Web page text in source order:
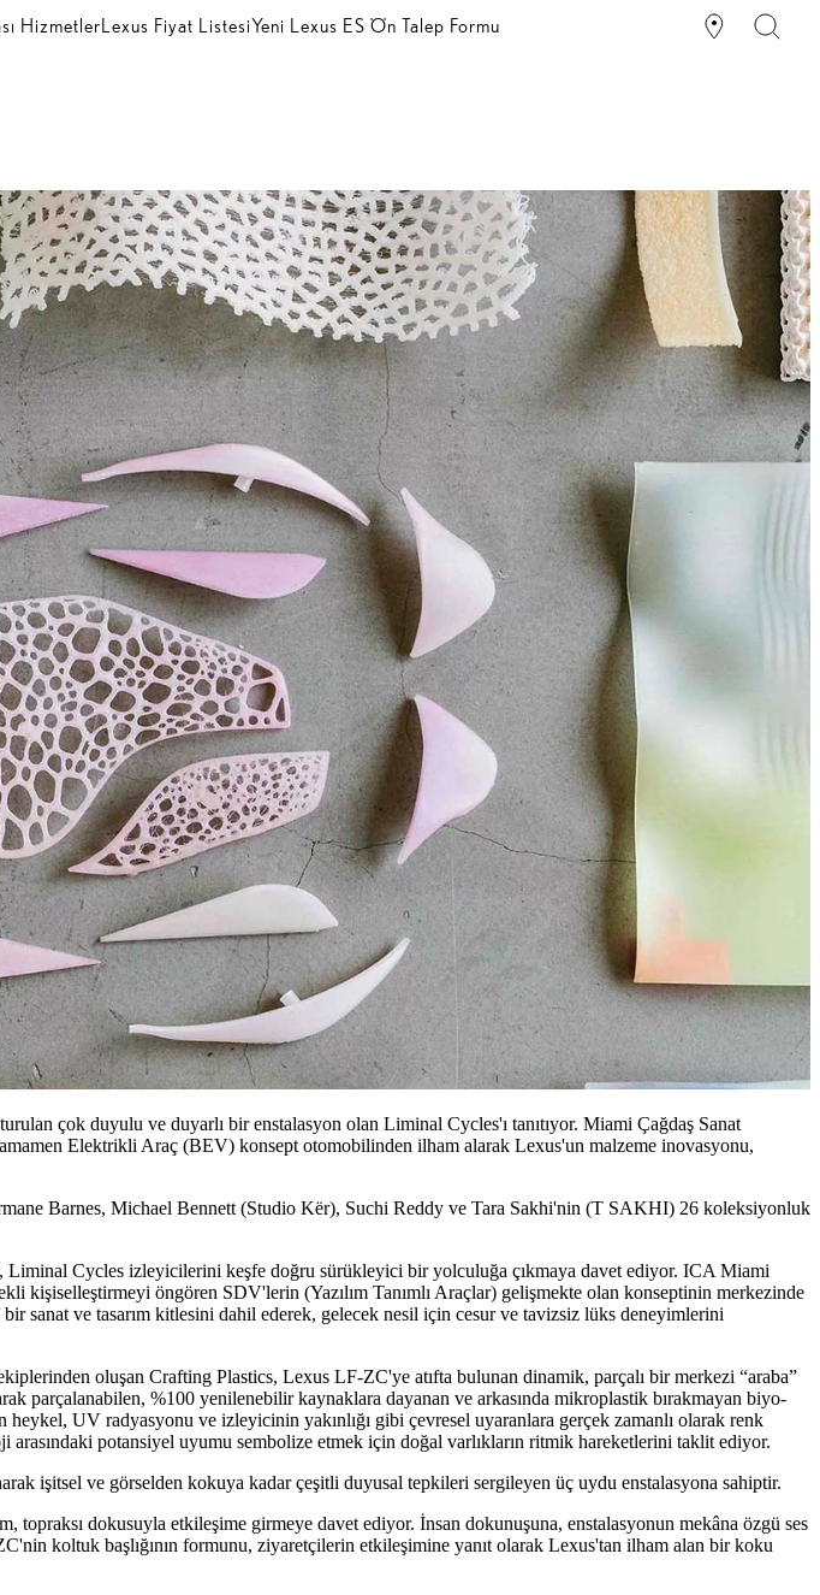
HizmetlerLexus Fiyat ListesiYeni Lexus ES Ön Talep Formu
çok duyulu ve duyarlı bir enstalasyon olan Liminal Cycles'ı tanıtıyor. Miami Çağdaş Sanat
Elektrikli Araç (BEV) konsept otomobilinden ilham alarak Lexus'un malzeme inovasyonu,
Barnes, Michael Bennett (Studio Kër), Suchi Reddy ve Tara Sakhi'nin (T SAKHI) 26 koleksiyonluk
Liminal Cycles izleyicilerini keşfe doğru sürükleyici bir yolculuğa çıkmaya davet ediyor. ICA Miami
kişiselleştirmeyi öngören SDV'lerin (Yazılım Tanımlı Araçlar) gelişmekte olan konseptinin merkezinde
ve tasarım kitlesini dahil ederek, gelecek nesil için cesur ve tavizsiz lüks deneyimlerini
oluşan Crafting Plastics, Lexus LF-ZC'ye atıfta bulunan dinamik, parçalı bir merkezi “araba”
parçalanabilen, %100 yenilenebilir kaynaklara dayanan ve arkasında mikroplastik bırakmayan biyo-
UV radyasyonu ve izleyicinin yakınlığı gibi çevresel uyaranlara gerçek zamanlı olarak renk
potansiyel uyumu sembolize etmek için doğal varlıkların ritmik hareketlerini taklit ediyor.
işitsel ve görselden kokuya kadar çeşitli duyusal tepkileri sergileyen üç uydu enstalasyona sahiptir.
dokusuyla etkileşime girmeye davet ediyor. İnsan dokunuşuna, enstalasyonun mekâna özgü ses
koltuk başlığının formunu, ziyaretçilerin etkileşimine yanıt olarak Lexus'tan ilham alan bir koku